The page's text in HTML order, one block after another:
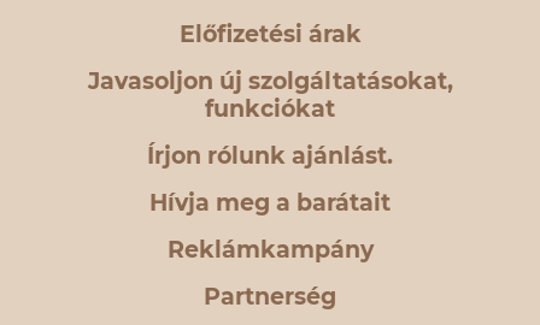
Előfizetési árak
Javasoljon új szolgáltatásokat,
funkciókat
Írjon rólunk ajánlást.
Hívja meg a barátait
Reklámkampány
Partnerség